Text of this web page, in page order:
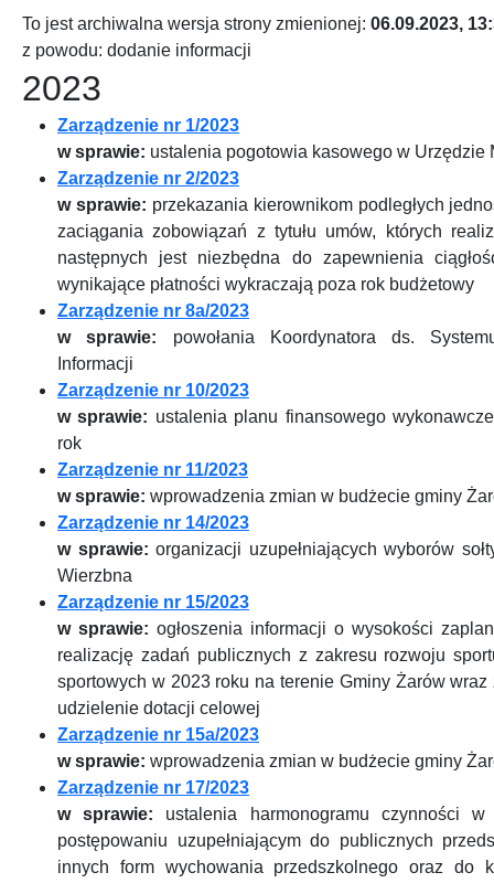
To jest archiwalna wersja strony zmienionej: 06.09.2023,
z powodu: dodanie informacji
2023
Zarządzenie nr 1/2023
w sprawie: ustalenia pogotowia kasowego w Urzędzie
Zarządzenie nr 2/2023
w sprawie: przekazania kierownikom podległych
zaciągania zobowiązań z tytułu umów, których
następnych jest niezbędna do zapewnienia
wynikające płatności wykraczają poza rok budżetowy
Zarządzenie nr 8a/2023
w sprawie: powołania Koordynatora ds.
Informacji
Zarządzenie nr 10/2023
w sprawie: ustalenia planu finansowego
rok
Zarządzenie nr 11/2023
w sprawie: wprowadzenia zmian w budżecie gminy
Zarządzenie nr 14/2023
w sprawie: organizacji uzupełniających wyborów
Wierzbna
Zarządzenie nr 15/2023
w sprawie: ogłoszenia informacji o wysokości
realizację zadań publicznych z zakresu rozwoju
sportowych w 2023 roku na terenie Gminy Żarów
udzielenie dotacji celowej
Zarządzenie nr 15a/2023
w sprawie: wprowadzenia zmian w budżecie gminy
Zarządzenie nr 17/2023
w sprawie: ustalenia harmonogramu czynności
postępowaniu uzupełniającym do publicznych
innych form wychowania przedszkolnego oraz do